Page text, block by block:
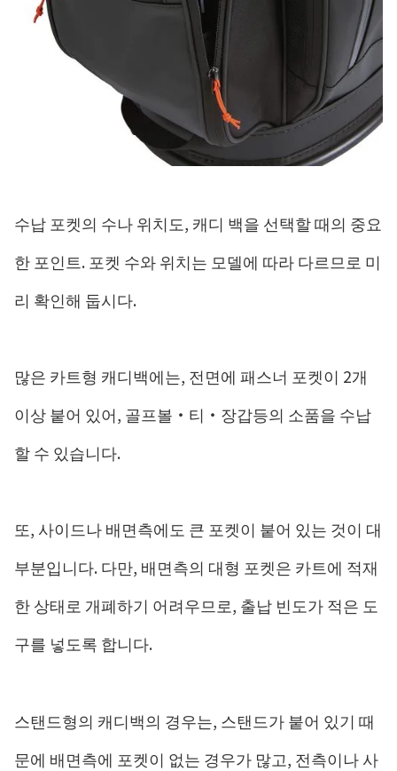
수납 포켓의 수나 위치도, 캐디 백을 선택할 때의 중요
한 포인트. 포켓 수와 위치는 모델에 따라 다르므로 미
리 확인해 둡시다.
많은 카트형 캐디백에는, 전면에 패스너 포켓이 2개
이상 붙어 있어, 골프볼・티・장갑등의 소품을 수납
할 수 있습니다.
또, 사이드나 배면측에도 큰 포켓이 붙어 있는 것이 대
부분입니다. 다만, 배면측의 대형 포켓은 카트에 적재
한 상태로 개폐하기 어려우므로, 출납 빈도가 적은 도
구를 넣도록 합니다.
스탠드형의 캐디백의 경우는, 스탠드가 붙어 있기 때
문에 배면측에 포켓이 없는 경우가 많고, 전측이나 사